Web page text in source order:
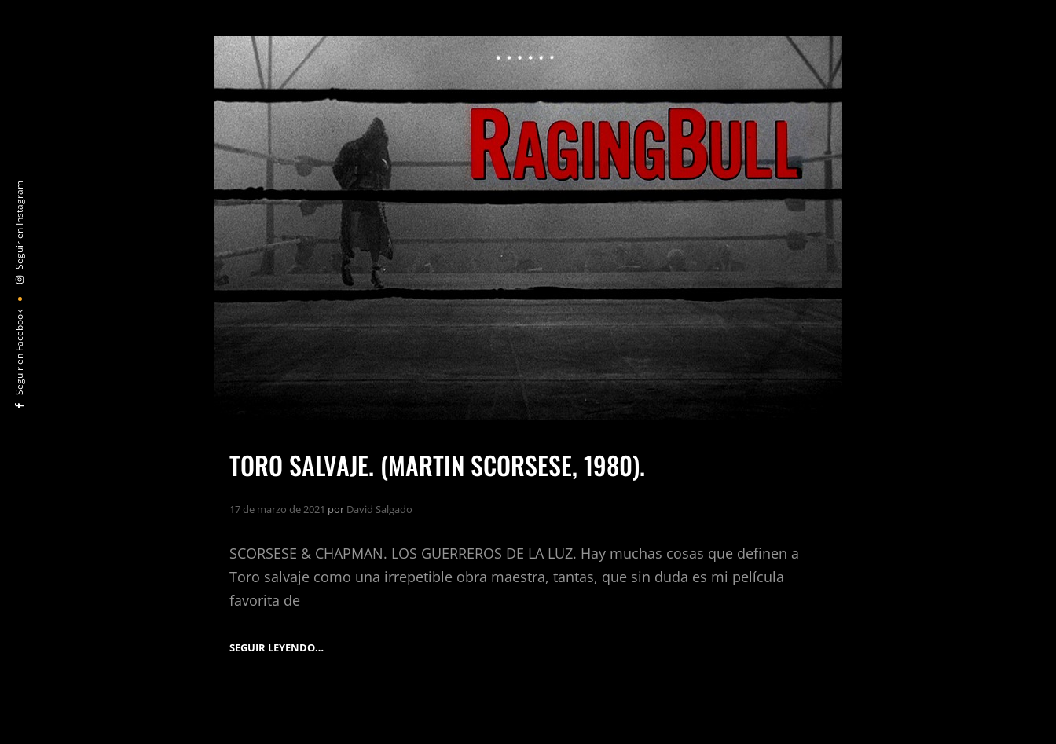
Seguir en Facebook
Seguir en Instagram
SCORSESE,
1976).
TORO SALVAJE. (MARTIN SCORSESE, 1980).
17 de marzo de 2021 por David Salgado
SCORSESE & CHAPMAN. LOS GUERREROS DE LA LUZ. Hay muchas cosas que definen a
Toro salvaje como una irrepetible obra maestra, tantas, que sin duda es mi película
favorita de
SEGUIR LEYENDO…TORO